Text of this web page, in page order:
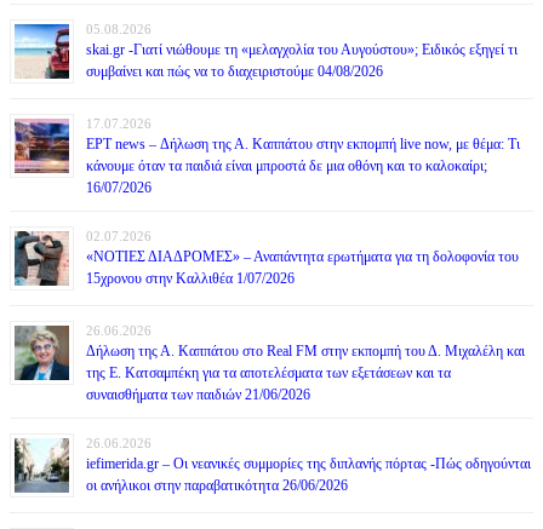
05.08.2026
skai.gr -Γιατί νιώθουμε τη «μελαγχολία του Αυγούστου»; Ειδικός εξηγεί τι
συμβαίνει και πώς να το διαχειριστούμε 04/08/2026
17.07.2026
ΕΡΤ news – Δήλωση της Α. Καππάτου στην εκπομπή live now, με θέμα: Τι
κάνουμε όταν τα παιδιά είναι μπροστά δε μια οθόνη και το καλοκαίρι;
16/07/2026
02.07.2026
«ΝΟΤΙΕΣ ΔΙΑΔΡΟΜΕΣ» – Αναπάντητα ερωτήματα για τη δολοφονία του
15χρονου στην Καλλιθέα 1/07/2026
26.06.2026
Δήλωση της Α. Καππάτου στο Real FM στην εκπομπή του Δ. Μιχαλέλη και
της Ε. Κατσαμπέκη για τα αποτελέσματα των εξετάσεων και τα
συναισθήματα των παιδιών 21/06/2026
26.06.2026
iefimerida.gr – Οι νεανικές συμμορίες της διπλανής πόρτας -Πώς οδηγούνται
οι ανήλικοι στην παραβατικότητα 26/06/2026